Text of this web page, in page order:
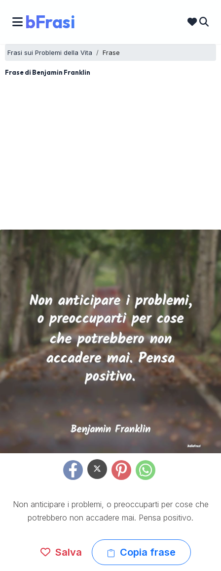
bFrasi
Frasi sui Problemi della Vita Frase
Frase di Benjamin Franklin
Non anticipare i problemi, o preoccuparti per cose che
potrebbero non accadere mai. Pensa positivo.
Salva Copia frase